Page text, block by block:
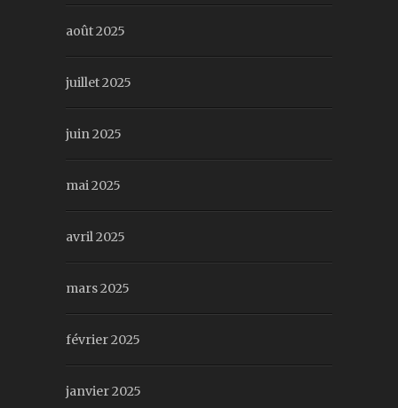
août 2025
juillet 2025
juin 2025
mai 2025
avril 2025
mars 2025
février 2025
janvier 2025